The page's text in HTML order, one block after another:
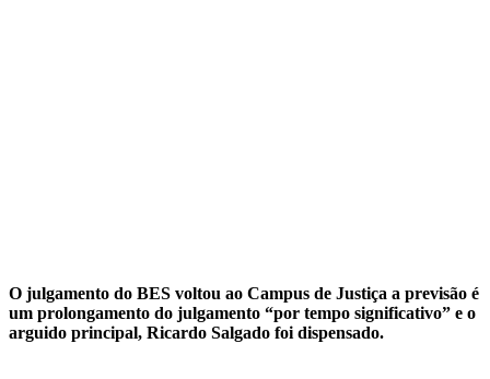
O julgamento do BES voltou ao Campus de Justiça a previsão é
um prolongamento do julgamento “por tempo significativo” e o
arguido principal, Ricardo Salgado foi dispensado.